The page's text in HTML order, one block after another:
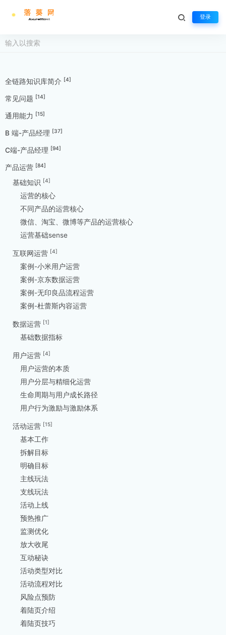
登录
全链路知识库简介 [4]
常见问题 [14]
通用能力 [15]
B 端-产品经理 [37]
C端-产品经理 [94]
产品运营 [84]
基础知识 [4]
运营的核心
不同产品的运营核心
微信、淘宝、微博等产品的运营核心
运营基础sense
互联网运营 [4]
案例-小米用户运营
案例-京东数据运营
案例-无印良品流程运营
案例-杜蕾斯内容运营
数据运营 [1]
基础数据指标
用户运营 [4]
用户运营的本质
用户分层与精细化运营
生命周期与用户成长路径
用户行为激励与激励体系
活动运营 [15]
基本工作
拆解目标
明确目标
主线玩法
支线玩法
活动上线
预热推广
监测优化
放大收尾
互动秘诀
活动类型对比
活动流程对比
风险点预防
着陆页介绍
着陆页技巧